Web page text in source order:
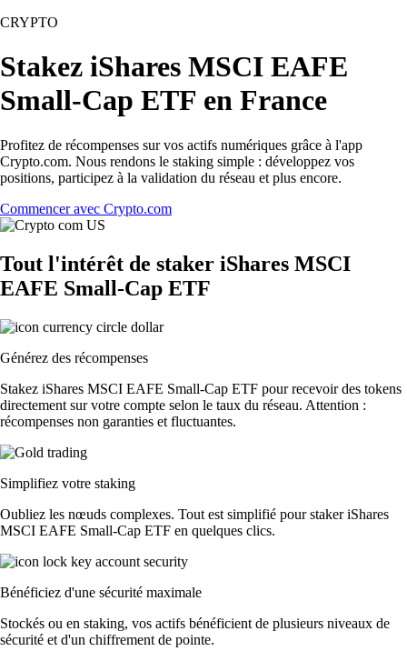
CRYPTO
Stakez iShares MSCI EAFE
Small-Cap ETF en France
Profitez de récompenses sur vos actifs numériques grâce à l'app
Crypto.com. Nous rendons le staking simple : développez vos
positions, participez à la validation du réseau et plus encore.
Commencer avec Crypto.com
Tout l'intérêt de staker iShares MSCI
EAFE Small-Cap ETF
Générez des récompenses
Stakez iShares MSCI EAFE Small-Cap ETF pour recevoir des tokens
directement sur votre compte selon le taux du réseau. Attention :
récompenses non garanties et fluctuantes.
Simplifiez votre staking
Oubliez les nœuds complexes. Tout est simplifié pour staker iShares
MSCI EAFE Small-Cap ETF en quelques clics.
Bénéficiez d'une sécurité maximale
Stockés ou en staking, vos actifs bénéficient de plusieurs niveaux de
sécurité et d'un chiffrement de pointe.